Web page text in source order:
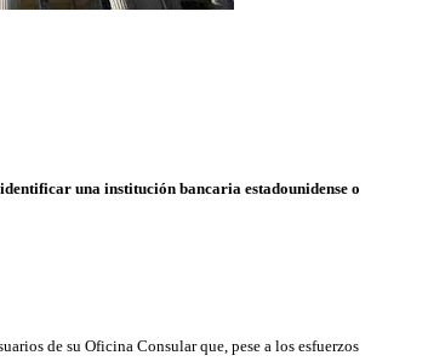
una institución bancaria estadounidense o
de su Oficina Consular que, pese a los esfuerzos